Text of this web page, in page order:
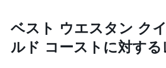
ベスト ウエスタン ク
ルド コーストに対す